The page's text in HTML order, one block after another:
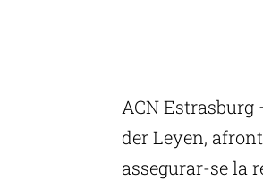
ACN Estrasburg
der Leyen,
assegurar-se la